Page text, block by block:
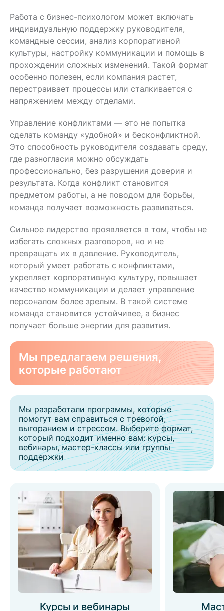
Работа с бизнес-психологом может включать
индивидуальную поддержку руководителя,
командные сессии, анализ корпоративной
культуры, настройку коммуникации и помощь в
прохождении сложных изменений. Такой формат
особенно полезен, если компания растет,
перестраивает процессы или сталкивается с
напряжением между отделами.
Управление конфликтами — это не попытка
сделать команду «удобной» и бесконфликтной.
Это способность руководителя создавать среду,
где разногласия можно обсуждать
профессионально, без разрушения доверия и
результата. Когда конфликт становится
предметом работы, а не поводом для борьбы,
команда получает возможность развиваться.
Сильное лидерство проявляется в том, чтобы не
избегать сложных разговоров, но и не
превращать их в давление. Руководитель,
который умеет работать с конфликтами,
укрепляет корпоративную культуру, повышает
качество коммуникации и делает управление
персоналом более зрелым. В такой системе
команда становится устойчивее, а бизнес
получает больше энергии для развития.
Мы предлагаем решения,
которые работают
Мы разработали программы, которые
помогут вам справиться с тревогой,
выгоранием и стрессом. Выберите формат,
который подходит именно вам: курсы,
вебинары, мастер-классы или группы
поддержки
Курсы и вебинары